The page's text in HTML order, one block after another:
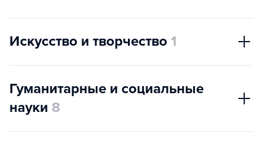
Искусство и творчество 1
Гуманитарные и социальные
науки 8